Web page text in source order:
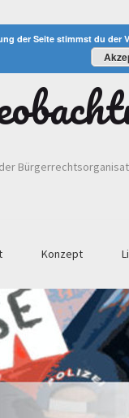
Konzept
der Seite stimmst du der